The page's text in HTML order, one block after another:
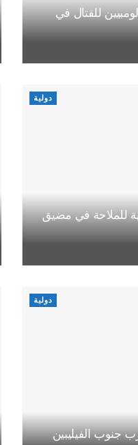
للقتال في
دولية
للملاحة في مضيق
دولية